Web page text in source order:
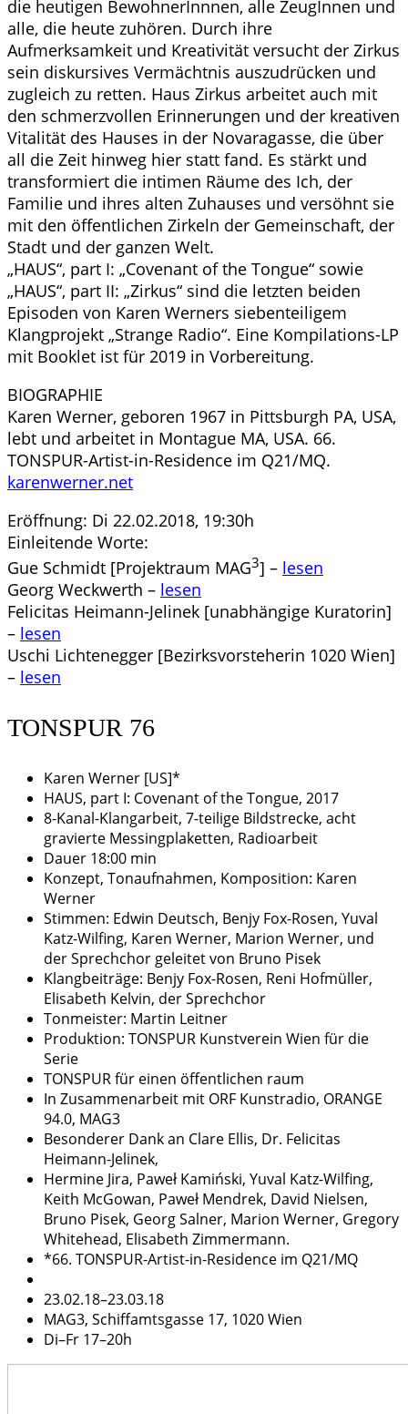
die heutigen BewohnerInnnen, alle ZeugInnen und
alle, die heute zuhören. Durch ihre
Aufmerksamkeit und Kreativität versucht der Zirkus
sein diskursives Vermächtnis auszudrücken und
zugleich zu retten. Haus Zirkus arbeitet auch mit
den schmerzvollen Erinnerungen und der kreativen
Vitalität des Hauses in der Novaragasse, die über
all die Zeit hinweg hier statt fand. Es stärkt und
transformiert die intimen Räume des Ich, der
Familie und ihres alten Zuhauses und versöhnt sie
mit den öffentlichen Zirkeln der Gemeinschaft, der
Stadt und der ganzen Welt.
„HAUS“, part I: „Covenant of the Tongue“ sowie
„HAUS“, part II: „Zirkus“ sind die letzten beiden
Episoden von Karen Werners siebenteiligem
Klangprojekt „Strange Radio“. Eine Kompilations-LP
mit Booklet ist für 2019 in Vorbereitung.
BIOGRAPHIE
Karen Werner, geboren 1967 in Pittsburgh PA, USA,
lebt und arbeitet in Montague MA, USA. 66.
TONSPUR-Artist-in-Residence im Q21/MQ.
karenwerner.net
Eröffnung: Di 22.02.2018, 19:30h
Einleitende Worte:
Gue Schmidt [Projektraum MAG3] – lesen
Georg Weckwerth – lesen
Felicitas Heimann-Jelinek [unabhängige Kuratorin]
– lesen
Uschi Lichtenegger [Bezirksvorsteherin 1020 Wien]
– lesen
TONSPUR 76
Karen Werner [US]*
HAUS, part I: Covenant of the Tongue, 2017
8-Kanal-Klangarbeit, 7-teilige Bildstrecke, acht
gravierte Messingplaketten, Radioarbeit
Dauer 18:00 min
Konzept, Tonaufnahmen, Komposition: Karen
Werner
Stimmen: Edwin Deutsch, Benjy Fox-Rosen, Yuval
Katz-Wilfing, Karen Werner, Marion Werner, und
der Sprechchor geleitet von Bruno Pisek
Klangbeiträge: Benjy Fox-Rosen, Reni Hofmüller,
Elisabeth Kelvin, der Sprechchor
Tonmeister: Martin Leitner
Produktion: TONSPUR Kunstverein Wien für die
Serie
TONSPUR für einen öffentlichen raum
In Zusammenarbeit mit ORF Kunstradio, ORANGE
94.0, MAG3
Besonderer Dank an Clare Ellis, Dr. Felicitas
Heimann-Jelinek,
Hermine Jira, Paweł Kamiński, Yuval Katz-Wilfing,
Keith McGowan, Paweł Mendrek, David Nielsen,
Bruno Pisek, Georg Salner, Marion Werner, Gregory
Whitehead, Elisabeth Zimmermann.
*66. TONSPUR-Artist-in-Residence im Q21/MQ
23.02.18–23.03.18
MAG3, Schiffamtsgasse 17, 1020 Wien
Di–Fr 17–20h